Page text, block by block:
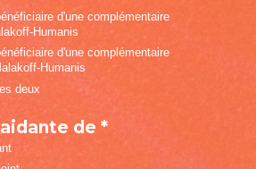
d'une complémentaire
Humanis
d'une complémentaire
Humanis
deux
de *